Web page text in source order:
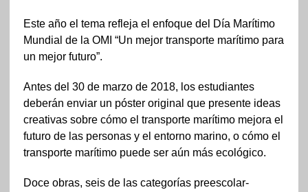
Este año el tema refleja el enfoque del Día Marítimo
Mundial de la OMI “Un mejor transporte marítimo para
un mejor futuro”.
Antes del 30 de marzo de 2018, los estudiantes
deberán enviar un póster original que presente ideas
creativas sobre cómo el transporte marítimo mejora el
futuro de las personas y el entorno marino, o cómo el
transporte marítimo puede ser aún más ecológico.
Doce obras, seis de las categorías preescolar-